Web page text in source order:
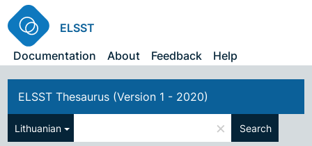
ELSST
Documentation
About Feedback Help
ELSST Thesaurus (Version 1 - 2020)
Lithuanian × Search